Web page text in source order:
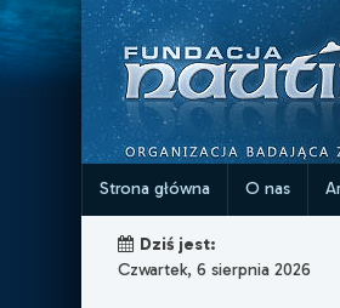
Strona główna O nas
Dziś jest:
Czwartek, 6 sierpnia 2026